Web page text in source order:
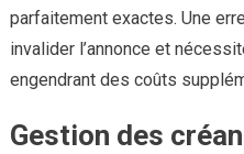
parfaitement exactes. Une
invalider l’annonce et
engendrant des coûts
Gestion des